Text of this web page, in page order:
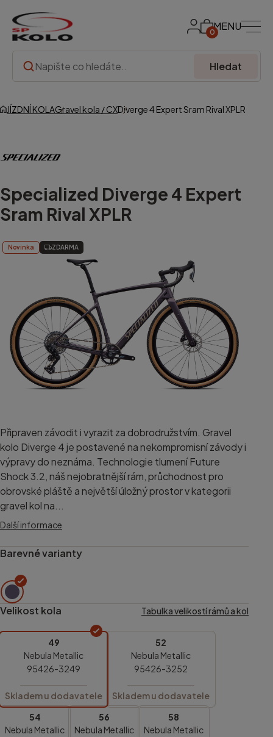
0MENU
Hledat
JÍZDNÍ KOLAGravel kola / CXDiverge 4 Expert Sram Rival XPLR
Specialized Diverge 4 Expert
Sram Rival XPLR
Novinka ZDARMA
Připraven závodit i vyrazit za dobrodružstvím. Gravel
kolo Diverge 4 je postavené na nekompromisní závody i
výpravy do neznáma. Technologie tlumení Future
Shock 3.2, náš nejobratnější rám, průchodnost pro
obrovské pláště a největší úložný prostor v kategorii
gravel kol na...
Další informace
Barevné varianty
Velikost kola Tabulka velikostí rámů a kol
49
Nebula Metallic
95426-3249
Skladem u dodavatele
52
Nebula Metallic
95426-3252
Skladem u dodavatele
54
Nebula Metallic
56
Nebula Metallic
58
Nebula Metallic